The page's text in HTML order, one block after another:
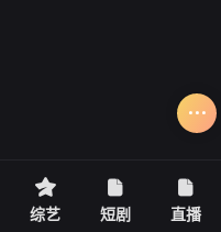
综艺 短剧 直播